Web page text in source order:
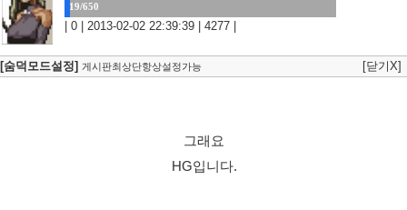
19/650
| 0 | 2013-02-02 22:39:39 | 4277 |
[숨덕모드설정] 게시판최상단항상설정가능 [닫기X]
그래요
HG입니다.